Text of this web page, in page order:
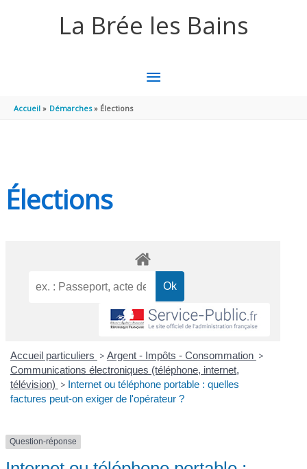
La Brée les Bains
MENU
Accueil Démarches Élections
Élections
Accueil particuliers > Argent - Impôts - Consommation >
Communications électroniques (téléphone, internet,
télévision) > Internet ou téléphone portable : quelles
factures peut-on exiger de l'opérateur ?
Question-réponse